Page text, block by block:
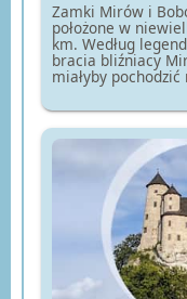
Zamki Mirów i
położone w
km. Według
bracia bliźniacy
miałyby